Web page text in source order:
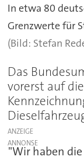
In etwa 80
Grenzwerte für
(Bild: Stefan
Das
vorerst auf
ANZEIGE
"Wir haben